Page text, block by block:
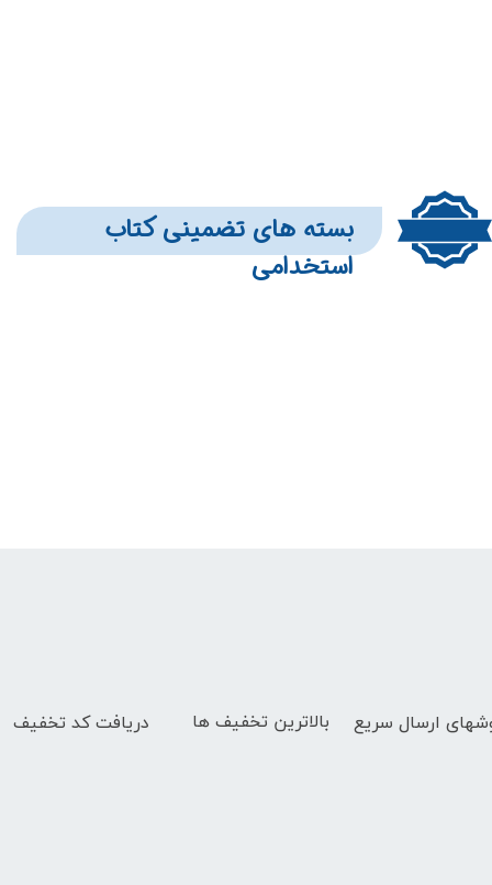
بسته های تضمینی کتاب
استخدامی
ارسال سریع دریافت کد تخفیف بالاترین تخفیف ها